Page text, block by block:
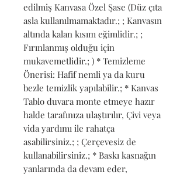
edilmiş Kanvasa Özel Şase (Düz çıta
asla kullanılmamaktadır.; ; Kanvasın
altında kalan kısım eğimlidir.; ;
Fırınlanmış olduğu için
mukavemetlidir.; ) * Temizleme
Önerisi: Hafif nemli ya da kuru
bezle temizlik yapılabilir.; * Kanvas
Tablo duvara monte etmeye hazır
halde tarafınıza ulaştırılır, Çivi veya
vida yardımı ile rahatça
asabilirsiniz.; ; Çerçevesiz de
kullanabilirsiniz.; * Baskı kasnağın
yanlarında da devam eder,